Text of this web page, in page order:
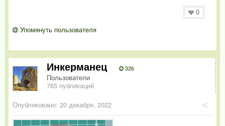
0
Упомянуть пользователя
Инкерманец 326
Пользователи
765 публикаций
Опубликовано: 20 декабря, 2022